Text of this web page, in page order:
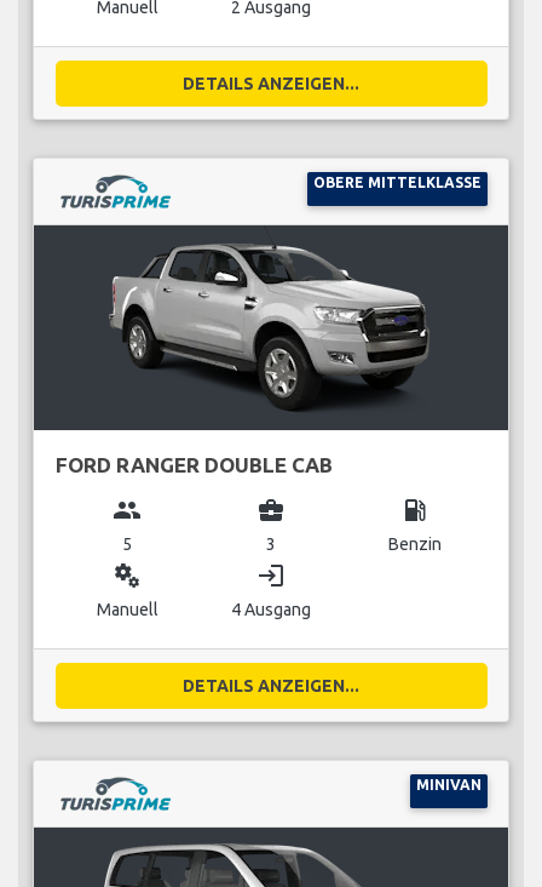
Manuell 2 Ausgang
DETAILS ANZEIGEN...
OBERE MITTELKLASSE
FORD RANGER DOUBLE CAB
group
5
business_center
3
local_gas_station
Benzin
miscellaneous_services
Manuell
login
4 Ausgang
DETAILS ANZEIGEN...
MINIVAN